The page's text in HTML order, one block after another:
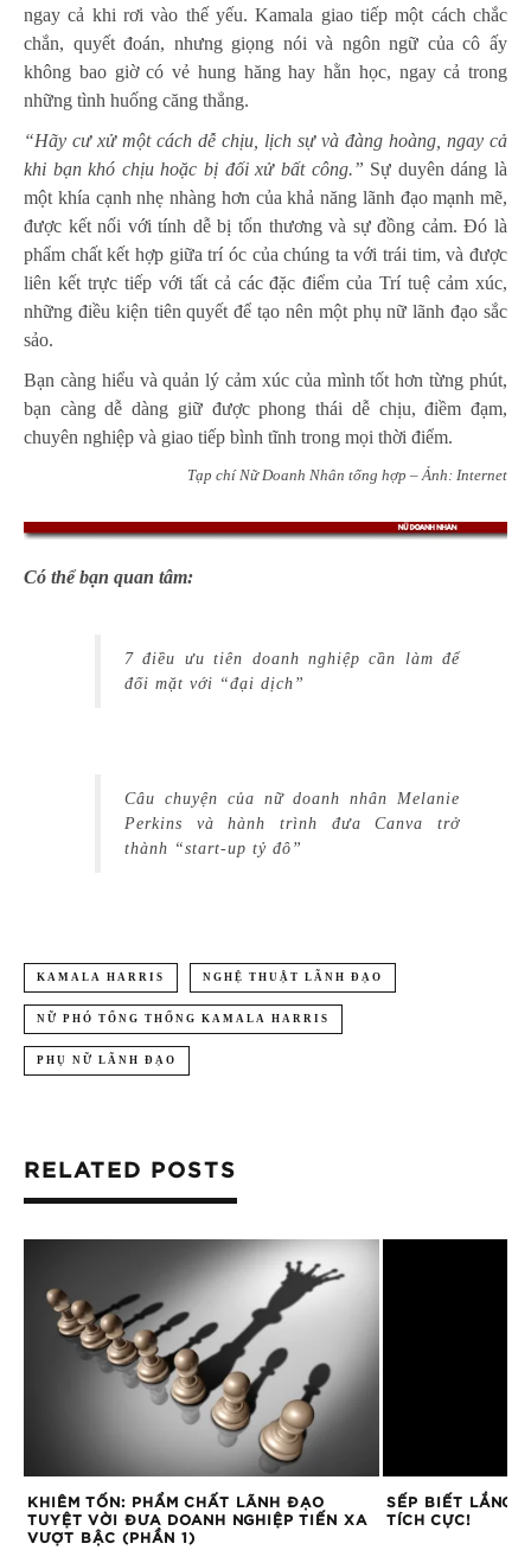
ngay cả khi rơi vào thế yếu. Kamala giao tiếp một cách chắc
chắn, quyết đoán, nhưng giọng nói và ngôn ngữ của cô ấy
không bao giờ có vẻ hung hăng hay hằn học, ngay cả trong
những tình huống căng thẳng.
“Hãy cư xử một cách dễ chịu, lịch sự và đàng hoàng, ngay cả
khi bạn khó chịu hoặc bị đối xử bất công.” Sự duyên dáng là
một khía cạnh nhẹ nhàng hơn của khả năng lãnh đạo mạnh mẽ,
được kết nối với tính dễ bị tổn thương và sự đồng cảm. Đó là
phẩm chất kết hợp giữa trí óc của chúng ta với trái tim, và được
liên kết trực tiếp với tất cả các đặc điểm của Trí tuệ cảm xúc,
những điều kiện tiên quyết để tạo nên một phụ nữ lãnh đạo sắc
sảo.
Bạn càng hiểu và quản lý cảm xúc của mình tốt hơn từng phút,
bạn càng dễ dàng giữ được phong thái dễ chịu, điềm đạm,
chuyên nghiệp và giao tiếp bình tĩnh trong mọi thời điểm.
Tạp chí Nữ Doanh Nhân tổng hợp – Ảnh: Internet
Có thể bạn quan tâm:
7 điều ưu tiên doanh nghiệp cần làm để
đối mặt với “đại dịch”
Câu chuyện của nữ doanh nhân Melanie
Perkins và hành trình đưa Canva trở
thành “start-up tỷ đô”
KAMALA HARRIS NGHỆ THUẬT LÃNH ĐẠO
NỮ PHÓ TỔNG THỐNG KAMALA HARRIS
PHỤ NỮ LÃNH ĐẠO
RELATED POSTS
KHIÊM TỐN: PHẨM CHẤT LÃNH ĐẠO
TUYỆT VỜI ĐƯA DOANH NGHIỆP TIẾN XA
VƯỢT BẬC (PHẦN 1)
SẾP BIẾT LẮNG
TÍCH CỰC!